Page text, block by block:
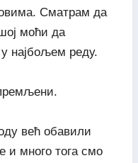
Сматрам да
моћи да
у најбољем реду.
већ обавили
и много тога смо